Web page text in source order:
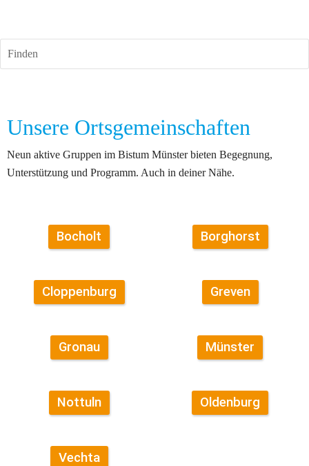
Finden
Unsere Ortsgemeinschaften
Neun aktive Gruppen im Bistum Münster bieten Begegnung,
Unterstützung und Programm. Auch in deiner Nähe.
Bocholt Borghorst
Cloppenburg Greven
Gronau Münster
Nottuln Oldenburg
Vechta